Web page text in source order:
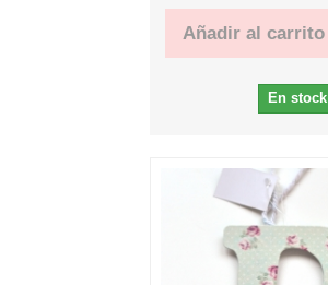
Añadir al carrito
En stock